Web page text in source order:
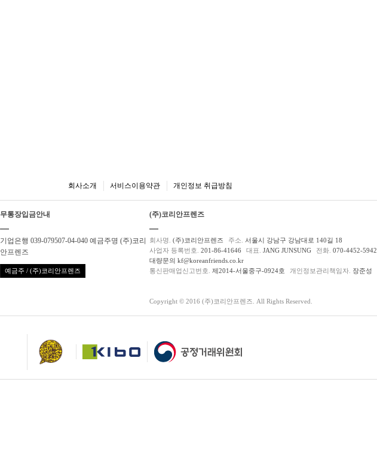
회사소개 서비스이용약관 개인정보 취급방침
무통장입금안내
기업은행 039-079507-04-040 예금주명 (주)코리
안프렌즈
예금주 / (주)코리안프렌즈
(주)코리안프렌즈
회사명. (주)코리안프렌즈 주소. 서울시 강남구 강남대로 140길 18
사업자 등록번호. 201-86-41646 대표. JANG JUNSUNG 전화. 070-4452-5942
대량문의 kf@koreanfriends.co.kr
통신판매업신고번호. 제2014-서울중구-0924호 개인정보관리책임자. 장준성
Copyright © 2016 (주)코리안프렌즈. All Rights Reserved.